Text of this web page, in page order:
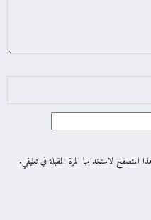
لاستخدامها المرة المقبلة في تعليقي.